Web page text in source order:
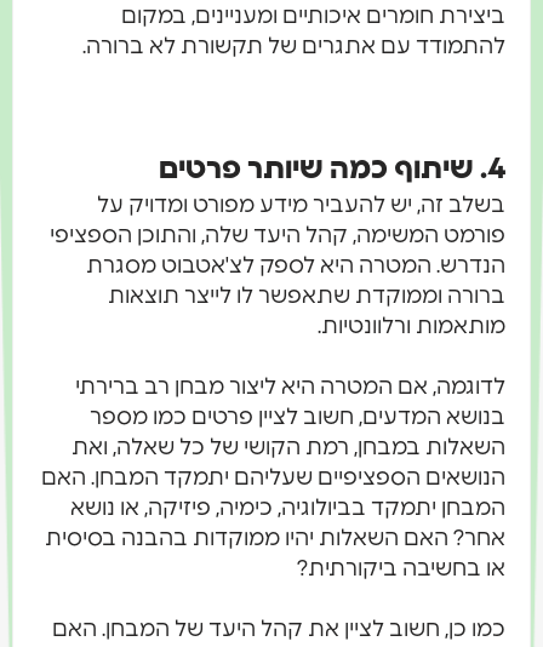
ביצירת חומרים איכותיים ומעניינים, במקום
להתמודד עם אתגרים של תקשורת לא ברורה.
4. שיתוף כמה שיותר פרטים
בשלב זה, יש להעביר מידע מפורט ומדויק על
פורמט המשימה, קהל היעד שלה, והתוכן הספציפי
הנדרש. המטרה היא לספק לצ'אטבוט מסגרת
ברורה וממוקדת שתאפשר לו לייצר תוצאות
מותאמות ורלוונטיות.
לדוגמה, אם המטרה היא ליצור מבחן רב ברירתי
בנושא המדעים, חשוב לציין פרטים כמו מספר
השאלות במבחן, רמת הקושי של כל שאלה, ואת
הנושאים הספציפיים שעליהם יתמקד המבחן. האם
המבחן יתמקד בביולוגיה, כימיה, פיזיקה, או נושא
אחר? האם השאלות יהיו ממוקדות בהבנה בסיסית
או בחשיבה ביקורתית?
כמו כן, חשוב לציין את קהל היעד של המבחן. האם